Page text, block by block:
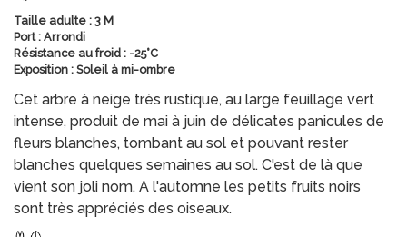
Taille adulte : 3 M
Port : Arrondi
Résistance au froid : -25°C
Exposition : Soleil à mi-ombre
Cet arbre à neige très rustique, au large feuillage vert
intense, produit de mai à juin de délicates panicules de
fleurs blanches, tombant au sol et pouvant rester
blanches quelques semaines au sol. C'est de là que
vient son joli nom. A l'automne les petits fruits noirs
sont très appréciés des oiseaux.